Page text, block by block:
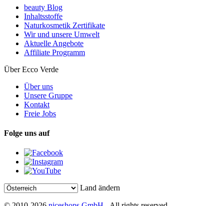
beauty Blog
Inhaltsstoffe
Naturkosmetik Zertifikate
Wir und unsere Umwelt
Aktuelle Angebote
Affiliate Programm
Über Ecco Verde
Über uns
Unsere Gruppe
Kontakt
Freie Jobs
Folge uns auf
Land ändern